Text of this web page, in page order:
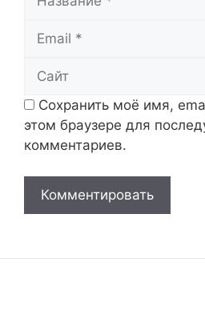
Email
Сайт
Сохранить моё имя,
этом браузере для
комментариев.